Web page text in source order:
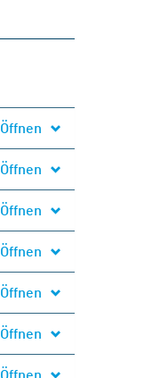
Öffnen
Öffnen
Öffnen
Öffnen
Öffnen
Öffnen
Öffnen